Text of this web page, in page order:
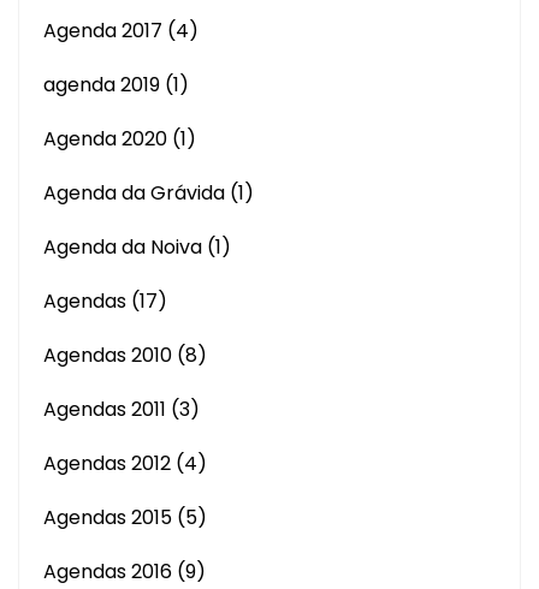
Agenda 2017 (4)
agenda 2019 (1)
Agenda 2020 (1)
Agenda da Grávida (1)
Agenda da Noiva (1)
Agendas (17)
Agendas 2010 (8)
Agendas 2011 (3)
Agendas 2012 (4)
Agendas 2015 (5)
Agendas 2016 (9)